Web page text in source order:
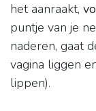
het aanraakt,
puntje van je
naderen, gaat
vagina liggen
lippen).